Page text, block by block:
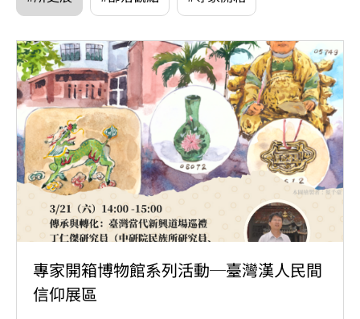
專家開箱博物館系列活動─臺灣漢人民間
信仰展區